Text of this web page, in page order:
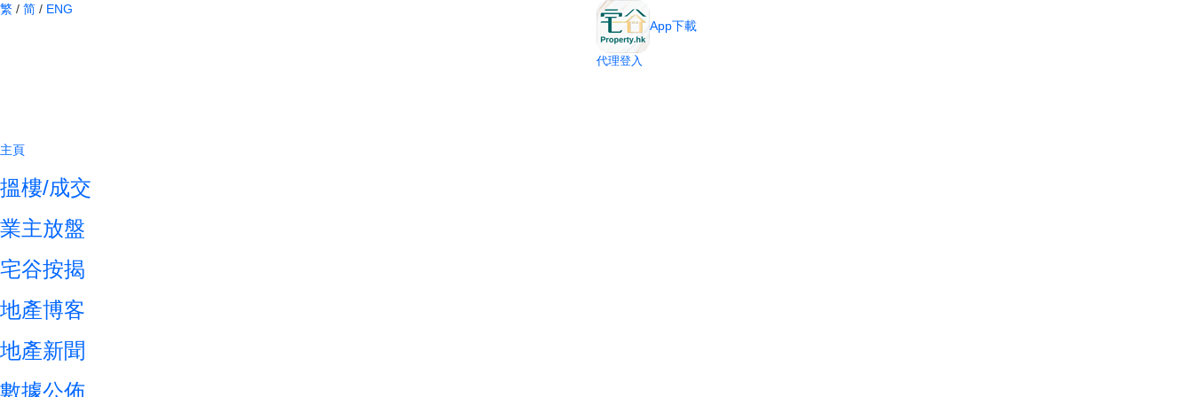
繁 / 简 / ENG
App下載
代理登入
主頁
搵樓/成交
業主放盤
宅谷按揭
地產博客
地產新聞
數據公佈